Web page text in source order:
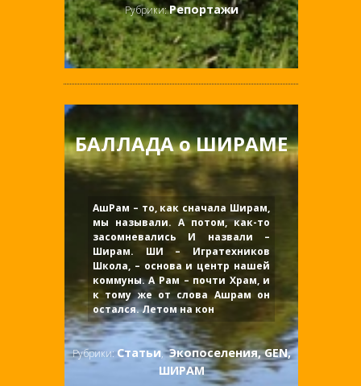
Рубрики:Репортажи
БАЛЛАДА о ШИРАМЕ
АшРам – то, как сначала Ширам,
мы называли. А потом, как-то
засомневались И назвали –
Ширам. ШИ – Игратехников
Школа, – основа и центр нашей
коммуны. А Рам – почти Храм, и
к тому же от слова Ашрам он
остался. Летом на кон
Рубрики: Статьи,Экопоселения, GEN,
ШИРАМ